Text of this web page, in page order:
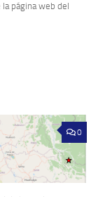
página web del
0